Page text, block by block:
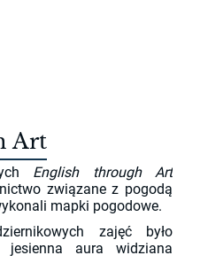
Art
English through Art
związane z pogodą
mapki pogodowe.
zajęć było
jesienna aura widziana